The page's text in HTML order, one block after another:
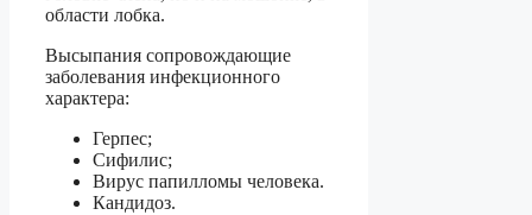
области лобка.
Высыпания сопровождающие
заболевания инфекционного
характера:
Герпес;
Сифилис;
Вирус папилломы человека.
Кандидоз.